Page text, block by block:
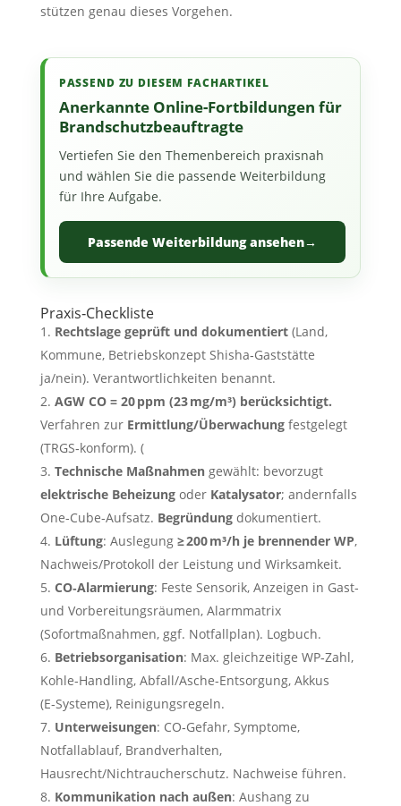
stützen genau dieses Vorgehen.
PASSEND ZU DIESEM FACHARTIKEL
Anerkannte Online-Fortbildungen für
Brandschutzbeauftragte
Vertiefen Sie den Themenbereich praxisnah
und wählen Sie die passende Weiterbildung
für Ihre Aufgabe.
Passende Weiterbildung ansehen→
Praxis‑Checkliste
Rechtslage geprüft und dokumentiert(Land,
Kommune, Betriebskonzept Shisha‑Gaststätte
ja/nein). Verantwortlichkeiten benannt.
AGW CO = 20 ppm (23 mg/m³) berücksichtigt.
Verfahren zur Ermittlung/Überwachungfestgelegt
(TRGS‑konform). (
Technische Maßnahmengewählt: bevorzugt
elektrische Beheizungoder Katalysator; andernfalls
One‑Cube‑Aufsatz. Begründungdokumentiert.
Lüftung: Auslegung ≥ 200 m³/h je brennender WP,
Nachweis/Protokoll der Leistung und Wirksamkeit.
CO‑Alarmierung: Feste Sensorik, Anzeigen in Gast‑
und Vorbereitungsräumen, Alarmmatrix
(Sofortmaßnahmen, ggf. Notfallplan). Logbuch.
Betriebsorganisation: Max. gleichzeitige WP‑Zahl,
Kohle‑Handling, Abfall/Asche‑Entsorgung, Akkus
(E‑Systeme), Reinigungsregeln.
Unterweisungen: CO‑Gefahr, Symptome,
Notfallablauf, Brandverhalten,
Hausrecht/Nichtraucherschutz. Nachweise führen.
Kommunikation nach außen: Aushang zu